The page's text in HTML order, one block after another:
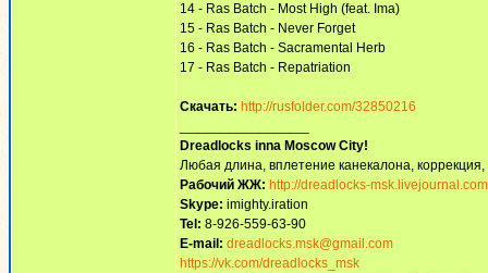
14 - Ras Batch - Most High (feat. Ima)
15 - Ras Batch - Never Forget
16 - Ras Batch - Sacramental Herb
17 - Ras Batch - Repatriation
Скачать: http://rusfolder.com/32850216
Dreadlocks inna Moscow Сity!
Любая длина, вплетение канекалона,
Рабочий ЖЖ: http://dreadlocks-
Skype: imighty.iration
Tel: 8-926-559-63-90
E-mail: dreadlocks.msk@gmail.com
https://vk.com/dreadlocks_msk